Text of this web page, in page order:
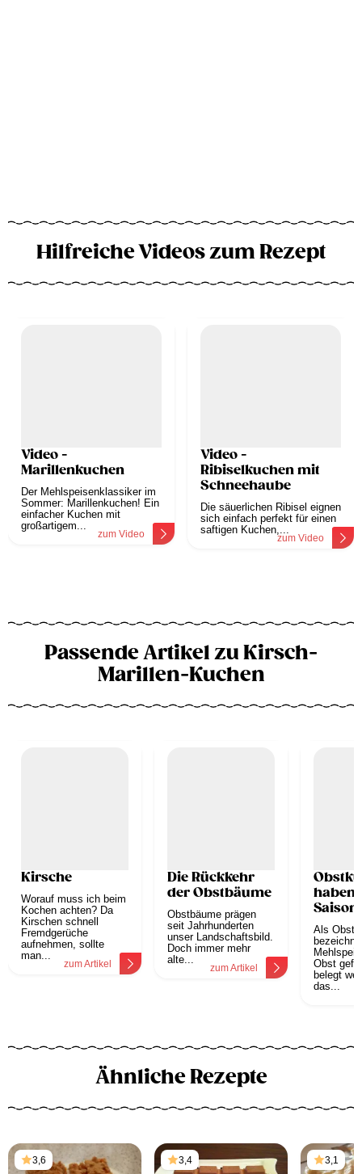
Hilfreiche Videos zum Rezept
Video -
Marillenkuchen
Der Mehlspeisenklassiker im
Sommer: Marillenkuchen! Ein
einfacher Kuchen mit
großartigem...
zum Video
Video -
Ribiselkuchen mit
Schneehaube
Die säuerlichen Ribisel eignen
sich einfach perfekt für einen
saftigen Kuchen,...
zum Video
Passende Artikel zu Kirsch-
Marillen-Kuchen
Kirsche
Worauf muss ich beim
Kochen achten? Da
Kirschen schnell
Fremdgerüche
aufnehmen, sollte
man...
zum Artikel
Die Rückkehr
der Obstbäume
Obstbäume prägen
seit Jahrhunderten
unser Landschaftsbild.
Doch immer mehr
alte...
zum Artikel
haben
Saison
Als
Obst
belegt
das...
Ähnliche Rezepte
3,6 3,4 3,1